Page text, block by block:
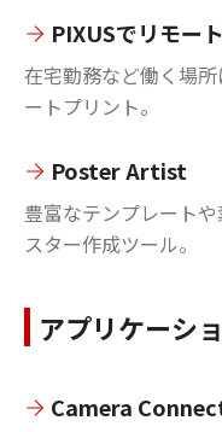
PIXUSでリモー
在宅勤務など働く場
ートプリント。
Poster Artist
豊富なテンプレート
スター作成ツール。
アプリケーシ
Camera